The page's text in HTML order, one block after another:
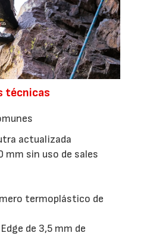
técnicas
actualizada
mm sin uso de sales
termoplástico de
de 3,5 mm de